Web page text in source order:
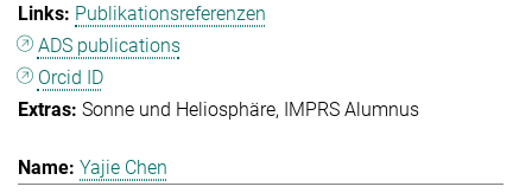
Publikationsreferenzen
ADS publications
Orcid ID
Sonne und Heliosphäre IMPRS Alumnus
Yajie Chen